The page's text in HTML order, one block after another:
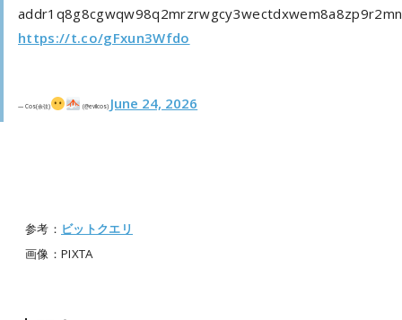
https://t.co/gFxun3Wfdo
— Cos(余弦) (@evilcos) June 24, 2026
参考： ビットクエリ
画像：PIXTA